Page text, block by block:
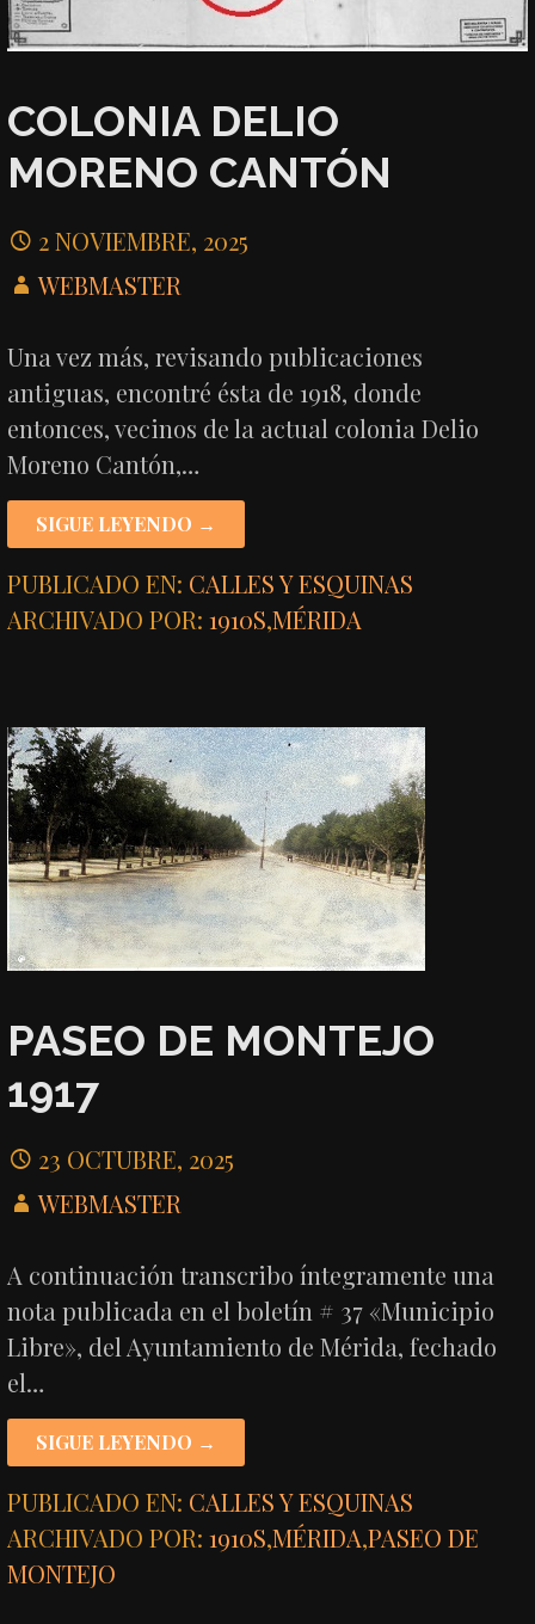
COLONIA DELIO
MORENO CANTÓN
2 NOVIEMBRE, 2025
WEBMASTER
Una vez más, revisando publicaciones
antiguas, encontré ésta de 1918, donde
entonces, vecinos de la actual colonia Delio
Moreno Cantón,…
SIGUE LEYENDO →
PUBLICADO EN: CALLES Y ESQUINAS
ARCHIVADO POR:1910S,MÉRIDA
PASEO DE MONTEJO
1917
23 OCTUBRE, 2025
WEBMASTER
A continuación transcribo íntegramente una
nota publicada en el boletín # 37 «Municipio
Libre», del Ayuntamiento de Mérida, fechado
el…
SIGUE LEYENDO →
PUBLICADO EN: CALLES Y ESQUINAS
ARCHIVADO POR:1910S,MÉRIDA,PASEO DE
MONTEJO